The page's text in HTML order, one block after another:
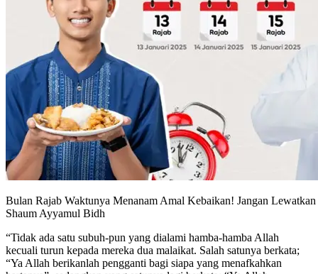
Bulan Rajab Waktunya Menanam Amal Kebaikan! Jangan Lewatkan
Shaum Ayyamul Bidh
“Tidak ada satu subuh-pun yang dialami hamba-hamba Allah
kecuali turun kepada mereka dua malaikat. Salah satunya berkata;
“Ya Allah berikanlah pengganti bagi siapa yang menafkahkan